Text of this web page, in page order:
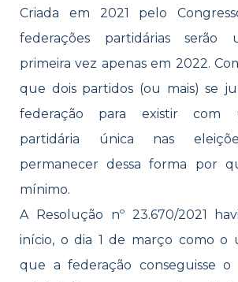
Criada em 2021 pelo
federações partidárias serão
primeira vez apenas em 2022.
que dois partidos (ou mais) se
federação para existir com
partidária única nas
permanecer dessa forma por
mínimo.
A Resolução nº 23.670/2021
início, o dia 1 de março como o
que a federação conseguisse